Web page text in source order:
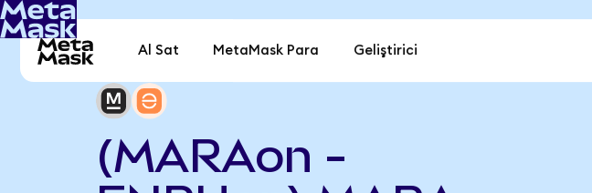
Al Sat MetaMask Para Geliştirici
(MARAon -